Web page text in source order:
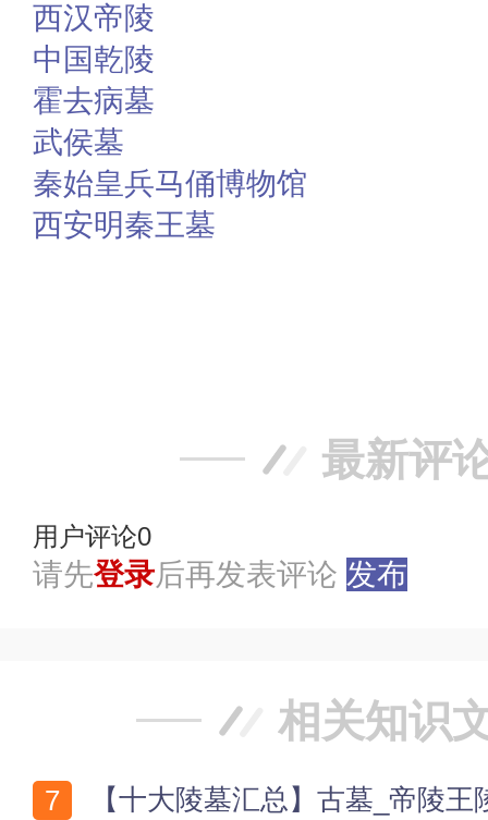
西汉帝陵
中国乾陵
霍去病墓
武侯墓
秦始皇兵马俑博物馆
西安明秦王墓
最新评
用户评论0
请先登录后再发表评论 发布
相关知识